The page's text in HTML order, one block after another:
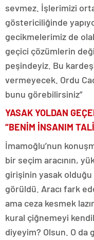
sevmez. İşlerimizi
göstericiliğinde
gecikmelerimiz de
geçici çözümlerin
peşindeyiz. Bu
vermeyecek. Ordu
bunu görebilirsiniz”
YASAK YOLDAN
“BENİM İNSANIM
İmamoğlu’nun
bir seçim aracının,
girişinin yasak olduğu
görüldü. Aracı fark
ama ceza kesmek
kural çiğnemeyi
diyeyim? Olsun. O da